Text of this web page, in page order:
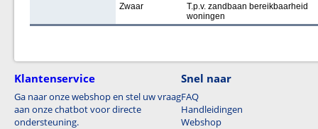
Zwaar
T.p.v. zandbaan bereikbaarheid
woningen
Klantenservice
Ga naar onze webshop en stel uw vraag
aan onze chatbot voor directe
ondersteuning.
Snel naar
FAQ
Handleidingen
Webshop